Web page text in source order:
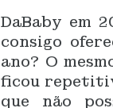
DaBaby em
consigo
ano? O
ficou
que não